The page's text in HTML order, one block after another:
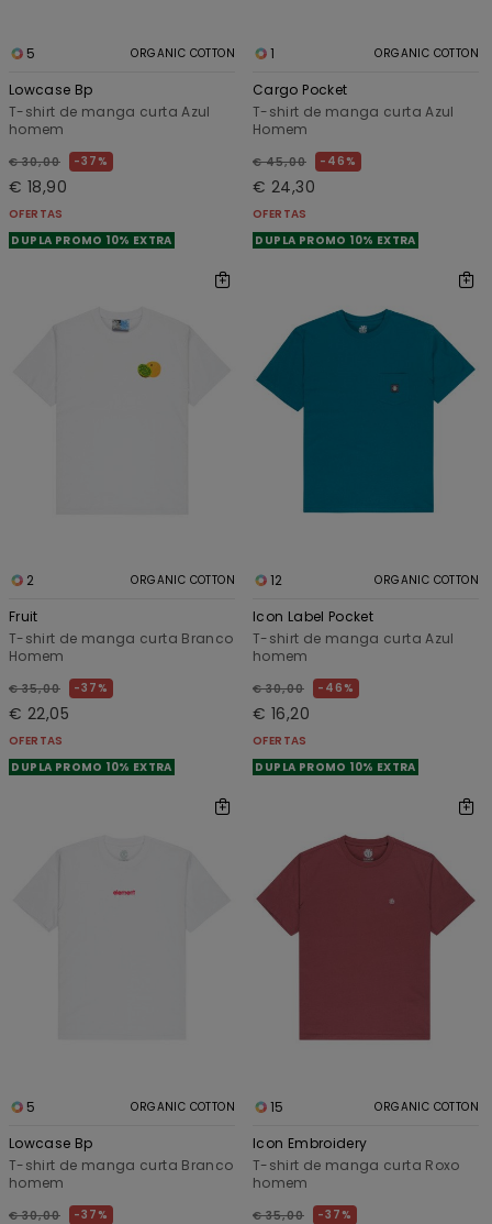
5 ORGANIC COTTON
Lowcase Bp
T-shirt de manga curta Azul
homem
€ 30,00 37%
€ 18,90
OFERTAS
DUPLA PROMO 10% EXTRA
1 ORGANIC COTTON
Cargo Pocket
T-shirt de manga curta Azul
Homem
€ 45,00 46%
€ 24,30
OFERTAS
DUPLA PROMO 10% EXTRA
2 ORGANIC COTTON
Fruit
T-shirt de manga curta Branco
Homem
€ 35,00 37%
€ 22,05
OFERTAS
DUPLA PROMO 10% EXTRA
12 ORGANIC COTTON
Icon Label Pocket
T-shirt de manga curta Azul
homem
€ 30,00 46%
€ 16,20
OFERTAS
DUPLA PROMO 10% EXTRA
5 ORGANIC COTTON
Lowcase Bp
T-shirt de manga curta Branco
homem
€ 30,00 37%
15 ORGANIC COTTON
Icon Embroidery
T-shirt de manga curta Roxo
homem
€ 35,00 37%